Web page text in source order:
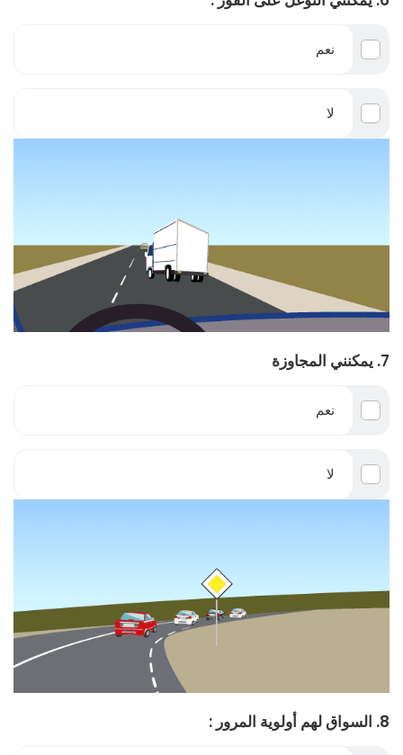
نعم
لا
7. يمكنني المجاوزة
نعم
لا
8. السواق لهم أولوية المرور :